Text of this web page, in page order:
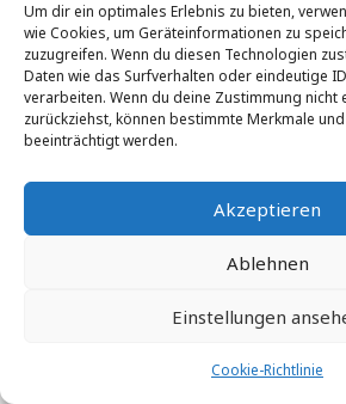
Um dir ein optimales Erlebnis zu bieten,
wie Cookies, um Geräteinformationen zu
zuzugreifen. Wenn du diesen Technologien
Daten wie das Surfverhalten oder eindeutige
verarbeiten. Wenn du deine Zustimmung nicht
zurückziehst, können bestimmte Merkmale
beeinträchtigt werden.
Akzeptieren
Ablehnen
Einstellungen
Cookie-Richtlinie